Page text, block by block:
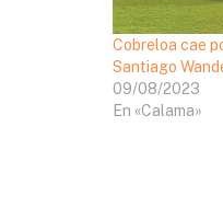
Cobreloa cae
Santiago
09/08/2023
En «Calama»